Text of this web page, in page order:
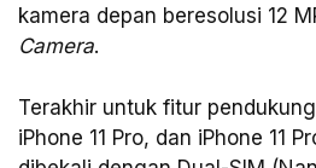
kamera depan beresolusi 12
Camera.
Terakhir untuk fitur
iPhone 11 Pro, dan iPhone 11